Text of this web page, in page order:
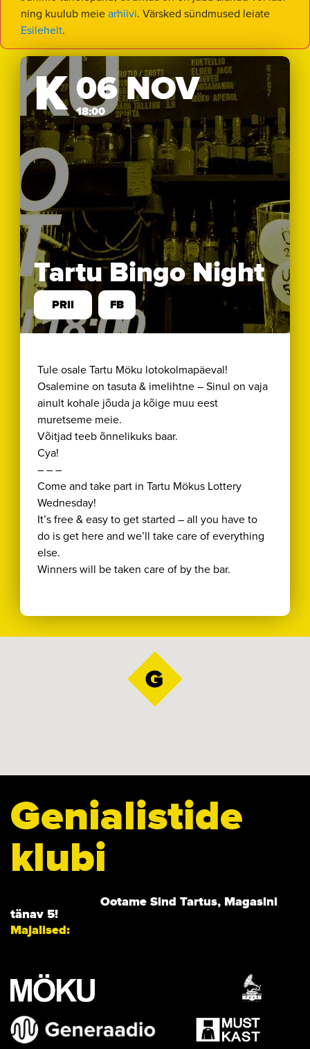
ning kuulub meiearhiivi. Värsked sündmused leiate
Esilehelt.
K 06 NOV
18:00
Tartu Bingo Night
PRII FB
Tule osale Tartu Möku lotokolmapäeval!
Osalemine on tasuta & imelihtne – Sinul on vaja
ainult kohale jõuda ja kõige muu eest
muretseme meie.
Võitjad teeb õnnelikuks baar.
Cya!
– – –
Come and take part in Tartu Mökus Lottery
Wednesday!
It’s free & easy to get started – all you have to
do is get here and we’ll take care of everything
else.
Winners will be taken care of by the bar.
Genialistide
klubi
Ootame Sind Tartus, Magasini
tänav 5!
Majalised: